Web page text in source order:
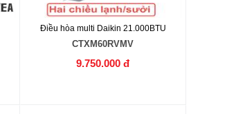
Điều hòa multi Daikin 21.000BTU
CTXM60RVMV
9.750.000 đ